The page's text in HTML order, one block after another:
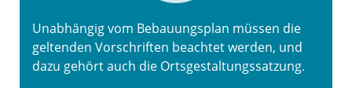
Unabhängig vom Bebauungsplan müssen die
geltenden Vorschriften beachtet werden, und
dazu gehört auch die Ortsgestaltungssatzung.